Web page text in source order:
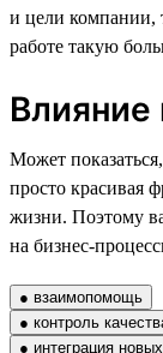
и цели компании,
работе такую
Влияние
Может
просто красивая
жизни. Поэтому
на бизнес-
● взаимопомощь
● контроль
● интеграция